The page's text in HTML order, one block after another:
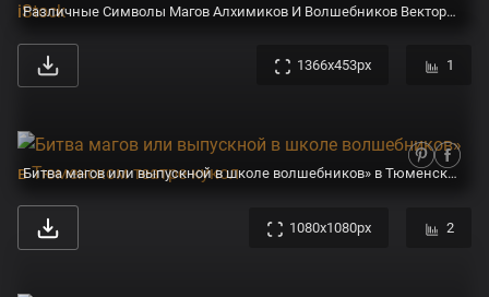
Различные Символы Магов Алхимиков И Волшебников Векторные Монохромные Силуэты Изолируются На Белом — стоковая векторная графика и другие изображения на тему Волшебник - iStock
1366x453px 1
Битва магов или выпускной в школе волшебников» в Тюменском театре кукол
1080x1080px 2